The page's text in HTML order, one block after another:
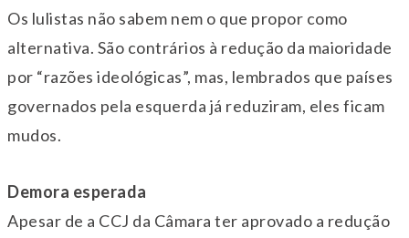
Os lulistas não sabem nem o que propor como
alternativa. São contrários à redução da maioridade
por “razões ideológicas”, mas, lembrados que países
governados pela esquerda já reduziram, eles ficam
mudos.
Demora esperada
Apesar de a CCJ da Câmara ter aprovado a redução